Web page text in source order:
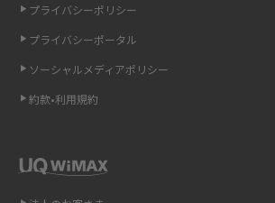
スマホのウィジェットとは？iPhone・Androidの設定
リプライ機能とは？LINE、X（旧Twitter）、Instagram
インスタのDMの送り方は？便利機能の使い方や注意
プライバシーポリシー
プライバシーポータル
ソーシャルメディアポリシー
約款•利用規約